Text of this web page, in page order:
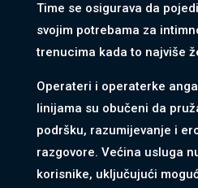
Time se osigurava da
svojim potrebama za
trenucima kada to najviše
Operateri i operaterke
linijama su obučeni da
podršku, razumijevanje i
razgovore. Većina usluga
korisnike, uključujući